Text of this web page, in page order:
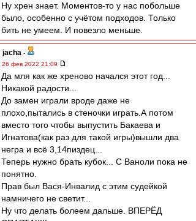
Ну хрен знает. Моментов-то у нас побольше
было, особенно с учётом подходов. Только
бить не умеем. И повезло меньше.
jacha -
26 фев 2022 21:09
Да мля как же хреново начался этот год...
Никакой радости...
До замен играли вроде даже не
плохо,пытались в стеночки играть.А потом
вместо того чтобы выпустить Бакаева и
Игнатова(как раз для такой игры)вышли два
негра и всё 3,14пиздец...
Теперь нужно брать кубок... С Ваноли пока не
понятно.
Прав был Вася-Инвалид с этим судейкой
намничего не светит...
Ну что делать болеем дальше. ВПЕРЁД